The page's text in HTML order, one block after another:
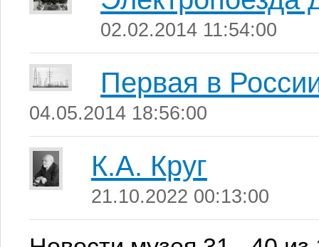
02.02.2014 11:54:00
Первая в
04.05.2014 18:56:00
К.А. Круг
21.10.2022 00:13:00